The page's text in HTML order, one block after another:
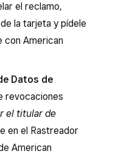
el reclamo,
la tarjeta y pídele
con American
Datos de
revocaciones
el titular de
en el Rastreador
American